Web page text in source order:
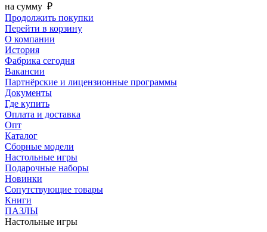
на сумму ₽
Продолжить покупки
Перейти в корзину
О компании
История
Фабрика сегодня
Вакансии
Партнёрские и лицензионные программы
Документы
Где купить
Оплата и доставка
Опт
Каталог
Сборные модели
Настольные игры
Подарочные наборы
Новинки
Сопутствующие товары
Книги
ПАЗЛЫ
Настольные игры